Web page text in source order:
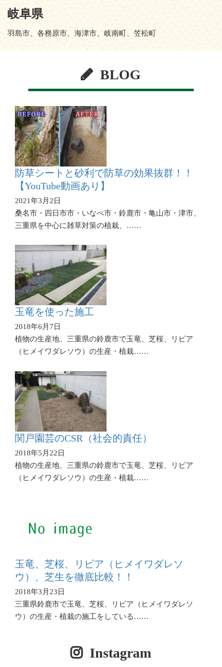
岐阜県
羽島市、各務原市、海津市、岐南町、笠松町
BLOG
防草シートと砂利で防草の効果抜群！！
【YouTube動画あり】
2021年3月2日
桑名市・四日市市・いなべ市・鈴鹿市・亀山市・津市、
三重県を中心に雑草対策の植栽、……
玉竜を使った施工
2018年6月7日
植物の生産地、三重県の鈴鹿市で玉竜、芝桜、リピア
（ヒメイワダレソウ）の生産・植栽……
関戸園芸のCSR（社会的責任）
2018年5月22日
植物の生産地、三重県の鈴鹿市で玉竜、芝桜、リピア
（ヒメイワダレソウ）の生産・植栽……
玉竜、芝桜、リピア（ヒメイワダレソ
ウ）、芝生を徹底比較！！
2018年3月23日
三重県鈴鹿市で玉竜、芝桜、リピア（ヒメイワダレソ
ウ）の生産・植栽の施工をしている……
Instagram